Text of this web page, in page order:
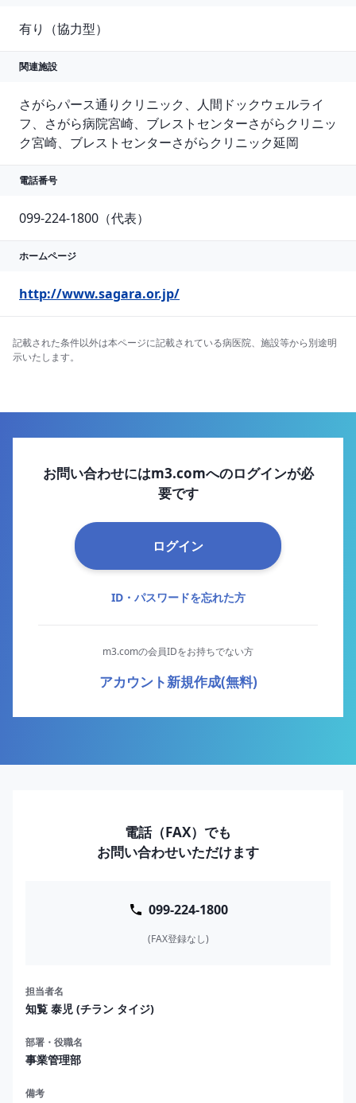
有り（協力型）
関連施設
さがらパース通りクリニック、人間ドックウェルライ
フ、さがら病院宮崎、ブレストセンターさがらクリニッ
ク宮崎、ブレストセンターさがらクリニック延岡
電話番号
099-224-1800（代表）
ホームページ
http://www.sagara.or.jp/
記載された条件以外は本ページに記載されている病医院、施設等から別途明
示いたします。
お問い合わせにはm3.comへのログインが必
要です
ログイン
ID・パスワードを忘れた方
m3.comの会員IDをお持ちでない方
アカウント新規作成(無料)
電話（FAX）でも
お問い合わせいただけます
099-224-1800
(FAX登録なし)
担当者名
知覧 泰児 (チラン タイジ)
部署・役職名
事業管理部
備考